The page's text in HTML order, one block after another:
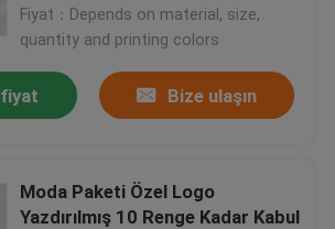
Fiyat：Depends on material, size,
quantity and printing colors
Bize ulaşın
Moda Paketi Özel Logo
Yazdırılmış 10 Renge Kadar Kabul